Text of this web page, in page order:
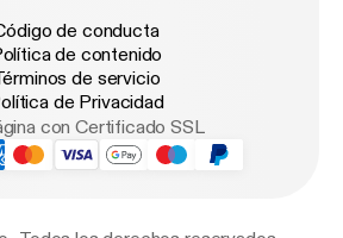
de conducta
de contenido
de servicio
de Privacidad
con Certificado SSL